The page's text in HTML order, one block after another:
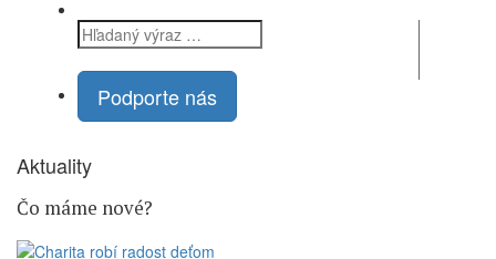
Podporte nás
Aktuality
Čo máme nové?